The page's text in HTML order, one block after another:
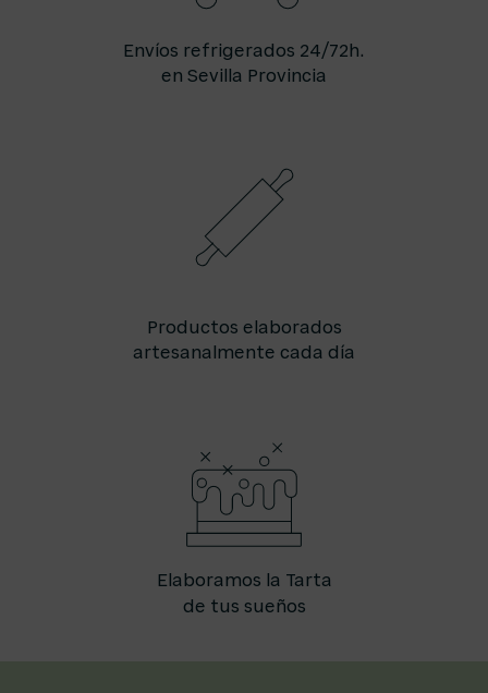
Envíos refrigerados 24/72h.
en Sevilla Provincia
Productos elaborados
artesanalmente cada día
Elaboramos la Tarta
de tus sueños